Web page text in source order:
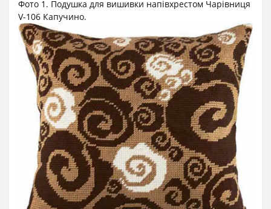
Фото 1. Подушка для вишивки напівхрестом Чарівниця
V-106 Капучино.